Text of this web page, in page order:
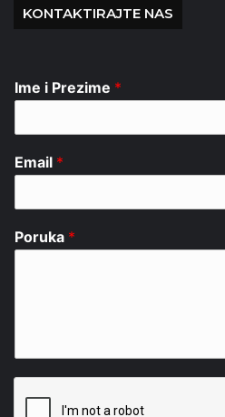
KONTAKTIRAJTE NAS
Ime i Prezime *
Email *
Poruka *